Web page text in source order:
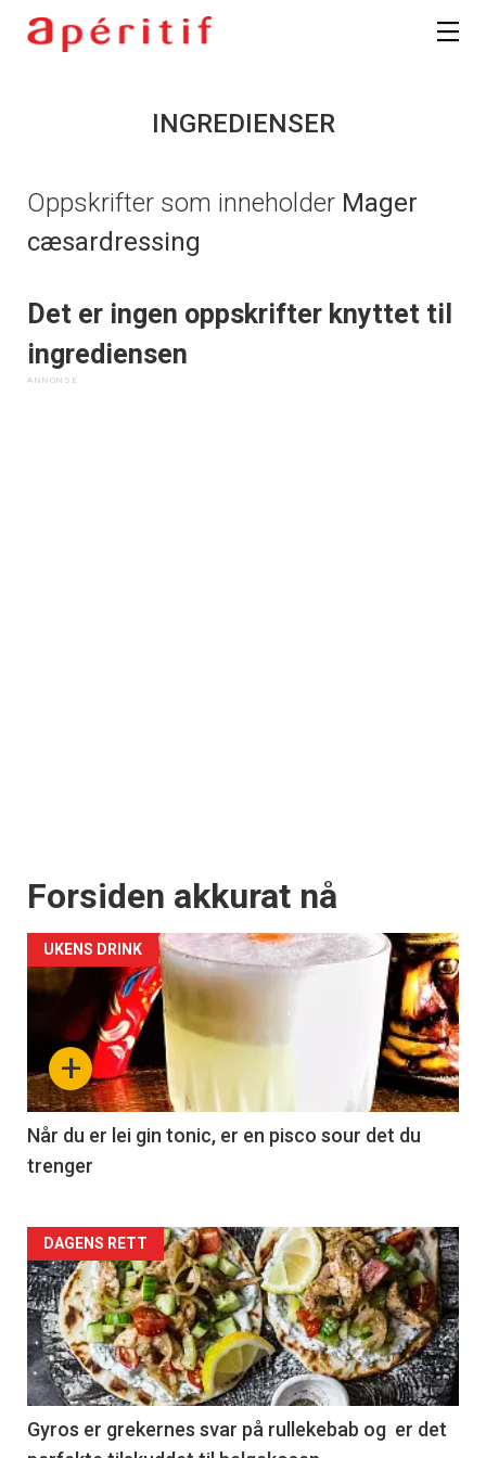
INGREDIENSER
Oppskrifter som inneholder Mager
cæsardressing
Det er ingen oppskrifter knyttet til
ingrediensen
Forsiden akkurat nå
+
UKENS DRINK
Når du er lei gin tonic, er en pisco sour det du
trenger
Forsiden
akkurat
nå
-
2
DAGENS RETT
Gyros er grekernes svar på rullekebab og er det